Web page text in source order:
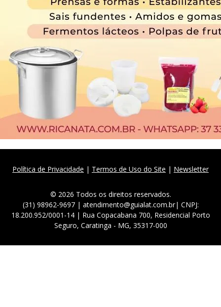
Política de Privacidade | Termos de Uso do Site | Newsletter
© 2026 Todos os direitos reservados.
(31) 98962-9697 | atendimento@guialat.com.br| CNPJ:
18.200.952/0001-14 | Rua Copacabana 700, Residencial Porto
Seguro, Caratinga - MG, 35317-000